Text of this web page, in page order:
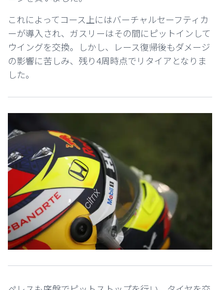
これによってコース上にはバーチャルセーフティカ
ーが導入され、ガスリーはその間にピットインして
ウイングを交換。しかし、レース復帰後もダメージ
の影響に苦しみ、残り4周時点でリタイアとなりま
した。